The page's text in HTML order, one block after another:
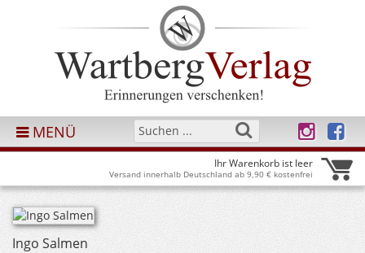
MENÜ
Ihr Warenkorb ist leer
Versand innerhalb Deutschland ab 9,90 € kostenfrei
Ingo Salmen